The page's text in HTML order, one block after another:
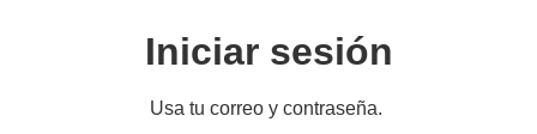
Iniciar sesión
Usa tu correo y contraseña.